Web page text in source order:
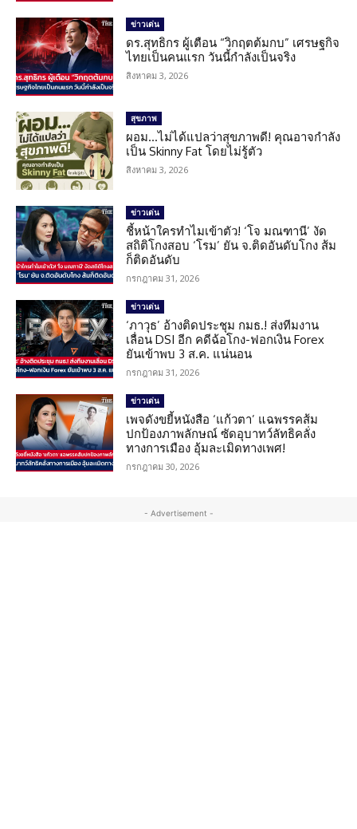
ข่าวเด่น
ดร.สุทธิกร ผู้เตือน “วิกฤตต้มกบ” เศรษฐกิจ
ไทยเป็นคนแรก วันนี้กำลังเป็นจริง
สิงหาคม 3, 2026
สุขภาพ
ผอม…ไม่ได้แปลว่าสุขภาพดี! คุณอาจกำลัง
เป็น Skinny Fat โดยไม่รู้ตัว
สิงหาคม 3, 2026
ข่าวเด่น
ชี้หน้าใครทำไมเข้าตัว! ‘โจ มณฑานี’ งัด
สถิติโกงสอบ ‘โรม’ ยัน จ.ติดอันดับโกง ส้ม
ก็ติดอันดับ
กรกฎาคม 31, 2026
ข่าวเด่น
‘ภาวุธ’ อ้างติดประชุม กมธ.! ส่งทีมงาน
เลื่อน DSI อีก คดีฉ้อโกง-ฟอกเงิน Forex
ยันเข้าพบ 3 ส.ค. แน่นอน
กรกฎาคม 31, 2026
ข่าวเด่น
เพจดังขยี้หนังสือ ‘แก้วตา’ แฉพรรคส้ม
ปกป้องภาพลักษณ์ ซัดอุบาทว์ลัทธิคลั่ง
ทางการเมือง อุ้มละเมิดทางเพศ!
กรกฎาคม 30, 2026
- Advertisement -